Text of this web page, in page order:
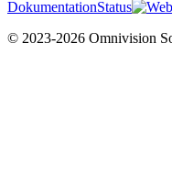
DokumentationStatus
© 2023-2026 Omnivision